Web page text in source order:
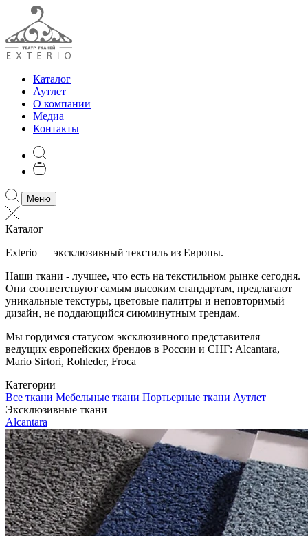
Каталог
Аутлет
О компании
Медиа
Контакты
Меню
Каталог
Exterio — эксклюзивный текстиль из Европы.
Наши ткани - лучшее, что есть на текстильном рынке сегодня.
Они соответствуют самым высоким стандартам, предлагают
уникальные текстуры, цветовые палитры и неповторимый
дизайн, не поддающийся сиюминутным трендам.
Мы гордимся статусом эксклюзивного представителя
ведущих европейских брендов в России и СНГ: Alcantara,
Mario Sirtori, Rohleder, Froca
Категории
Все ткани Мебельные ткани Портьерные ткани Аутлет
Эксклюзивные ткани
Alcantara